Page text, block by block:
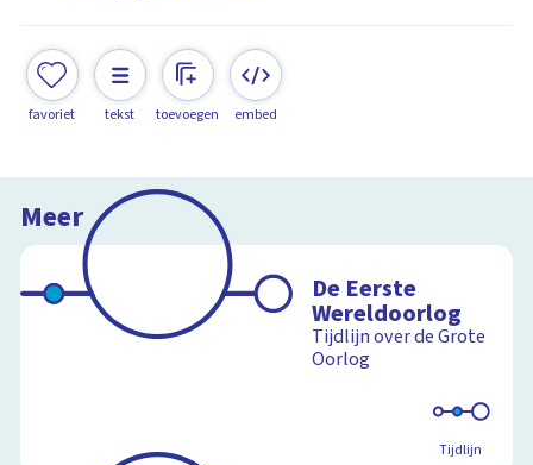
favoriet tekst toevoegen embed
Meer
De Eerste
Wereldoorlog
Tijdlijn over de Grote
Oorlog
Tijdlijn